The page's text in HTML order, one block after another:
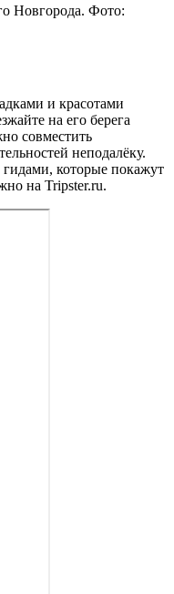
Новгорода. Фото:
и красотами
на его берега
совместить
неподалёку.
которые покажут
на Tripster.ru.